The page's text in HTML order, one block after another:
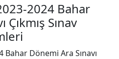
2024 Bahar
Çıkmış Sınav
Bahar Dönemi Ara Sınavı